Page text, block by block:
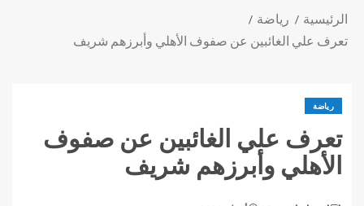
الرئيسية
رياضة
تعرف علي الغائبين عن صفوف الأهلي وأبرزهم شريف
رياضة
تعرف علي الغائبين عن صفوف
الأهلي وأبرزهم شريف